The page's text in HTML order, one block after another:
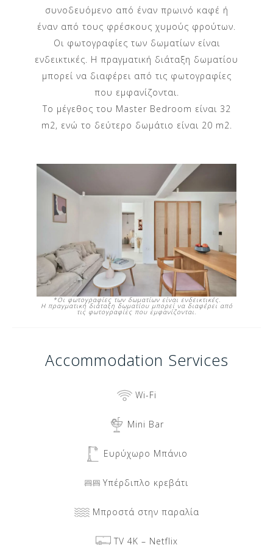
συνοδευόμενο από έναν πρωινό καφέ ή
έναν από τους φρέσκους χυμούς φρούτων.
Οι φωτογραφίες των δωματίων είναι
ενδεικτικές. Η πραγματική διάταξη δωματίου
μπορεί να διαφέρει από τις φωτογραφίες
που εμφανίζονται.
Το μέγεθος του Master Bedroom είναι 32
m2, ενώ το δεύτερο δωμάτιο είναι 20 m2.
*Οι φωτογραφίες των δωματίων είναι ενδεικτικές.
Η πραγματική διάταξη δωματίου μπορεί να διαφέρει από
τις φωτογραφίες που εμφανίζονται.
Accommodation Services
Wi-Fi
Mini Bar
Ευρύχωρο Μπάνιο
Υπέρδιπλο κρεβάτι
Μπροστά στην παραλία
TV 4Κ – Netflix